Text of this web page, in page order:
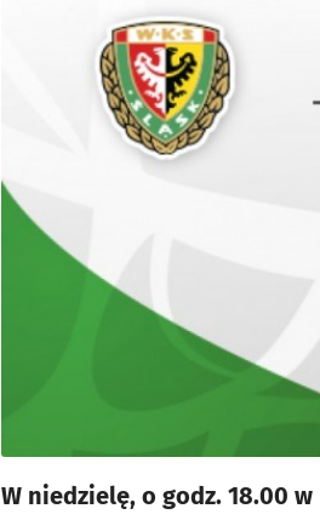
W niedzielę, o godz. 18.00